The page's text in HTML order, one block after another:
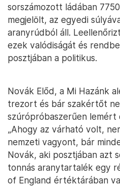
sorszámozott ládában
megjelölt, az egyedi
aranyrúdból áll.
ezek valódiságát és
posztjában a politikus.
Novák Előd, a Mi Hazánk
trezort és bár szakértőt
szúrópróbaszerűen
„Ahogy az várható volt,
nemzeti vagyont, bár
Novák, aki posztjában azt
tonnás aranytartalék egy
of England értéktárában